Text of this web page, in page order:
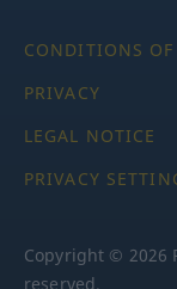
CONDITIONS OF
PRIVACY
LEGAL NOTICE
PRIVACY
Copyright © 2026
reserved.